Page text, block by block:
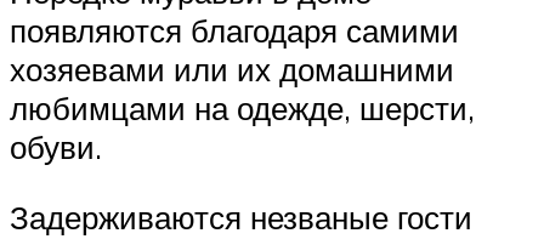
появляются благодаря самими
хозяевами или их домашними
любимцами на одежде, шерсти,
обуви.
Задерживаются незваные гости